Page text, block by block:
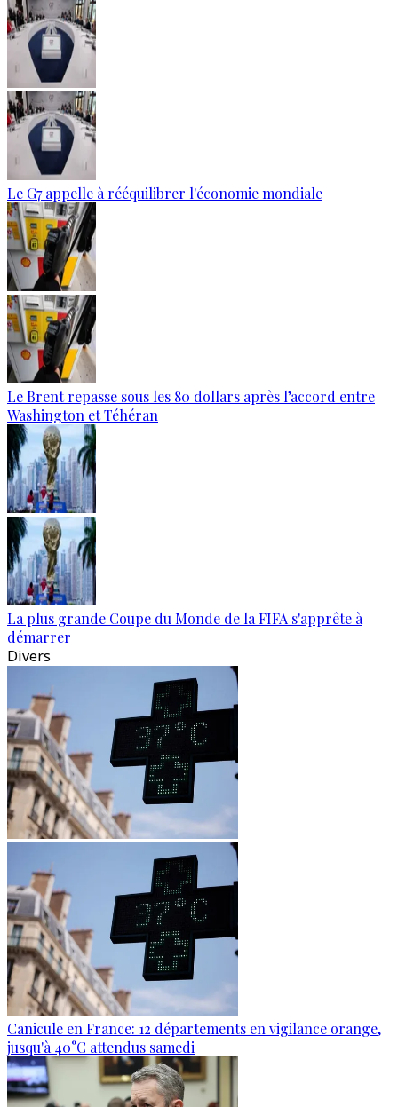
Le G7 appelle à rééquilibrer l'économie mondiale
Le Brent repasse sous les 80 dollars après l’accord entre
Washington et Téhéran
La plus grande Coupe du Monde de la FIFA s'apprête à
démarrer
Divers
Canicule en France: 12 départements en vigilance orange,
jusqu'à 40°C attendus samedi